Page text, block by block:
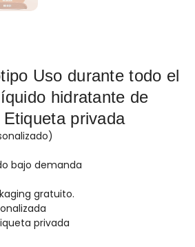
Uso durante todo el
hidratante de
privada
bajo demanda
gratuito.
privada